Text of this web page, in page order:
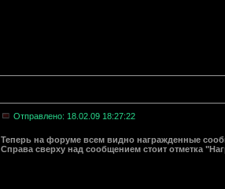
Отправлено: 18.02.09 18:27:22
Теперь на форуме всем видно награжденные
Справа сверху над сообщением стоит отметка